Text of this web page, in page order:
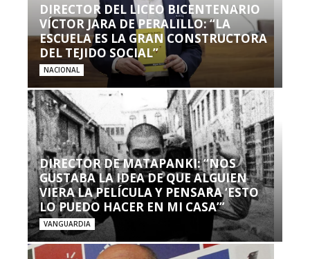
DIRECTOR DEL LICEO BICENTENARIO
VÍCTOR JARA DE PERALILLO: “LA
ESCUELA ES LA GRAN CONSTRUCTORA
DEL TEJIDO SOCIAL”
NACIONAL
DIRECTOR DE MATAPANKI: “NOS
GUSTABA LA IDEA DE QUE ALGUIEN
VIERA LA PELÍCULA Y PENSARA ‘ESTO
LO PUEDO HACER EN MI CASA’”
VANGUARDIA